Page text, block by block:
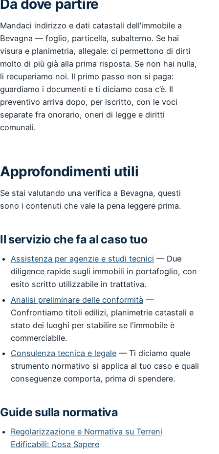
Da dove partire
Mandaci indirizzo e dati catastali dell’immobile a
Bevagna — foglio, particella, subalterno. Se hai
visura e planimetria, allegale: ci permettono di dirti
molto di più già alla prima risposta. Se non hai nulla,
li recuperiamo noi. Il primo passo non si paga:
guardiamo i documenti e ti diciamo cosa c’è. Il
preventivo arriva dopo, per iscritto, con le voci
separate fra onorario, oneri di legge e diritti
comunali.
Approfondimenti utili
Se stai valutando una verifica a Bevagna, questi
sono i contenuti che vale la pena leggere prima.
Il servizio che fa al caso tuo
Assistenza per agenzie e studi tecnici — Due
diligence rapide sugli immobili in portafoglio, con
esito scritto utilizzabile in trattativa.
Analisi preliminare delle conformità —
Confrontiamo titoli edilizi, planimetrie catastali e
stato dei luoghi per stabilire se l'immobile è
commerciabile.
Consulenza tecnica e legale— Ti diciamo quale
strumento normativo si applica al tuo caso e quali
conseguenze comporta, prima di spendere.
Guide sulla normativa
Regolarizzazione e Normativa su Terreni
Edificabili: Cosa Sapere